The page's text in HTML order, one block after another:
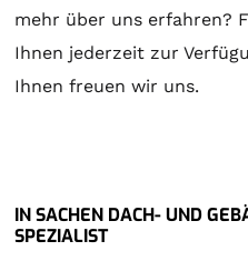
mehr über uns erfahren?
Ihnen jederzeit zur
Ihnen freuen wir uns.
IN SACHEN DACH- UND
SPEZIALIST